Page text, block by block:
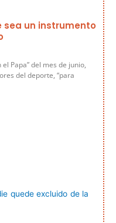
sea un instrumento
el Papa” del mes de junio,
del deporte, “para